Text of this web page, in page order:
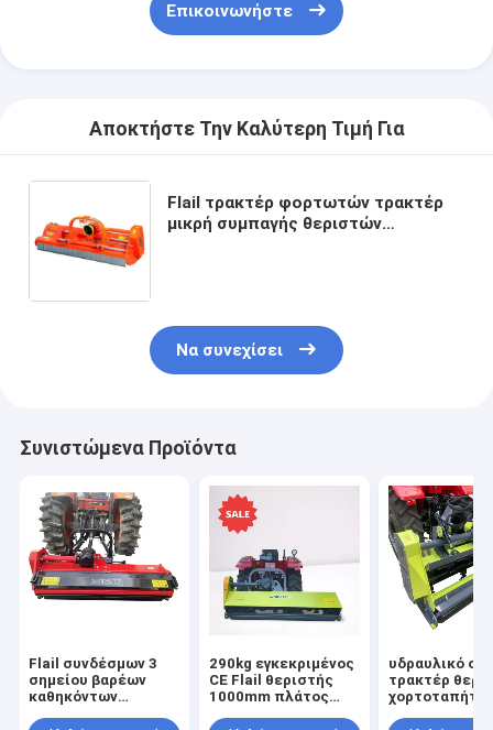
Επικοινωνήστε
Αποκτήστε Την Καλύτερη Τιμή Για
Flail τρακτέρ φορτωτών τρακτέρ
μικρή συμπαγής θεριστών
Να συνεχίσει
Συνιστώμενα Προϊόντα
Flail συνδέσμων 3
σημείου βαρέων
καθηκόντων
290kg εγκεκριμένος
CE Flail θεριστής
1000mm πλάτος
υδραυλικό
τρακτέρ